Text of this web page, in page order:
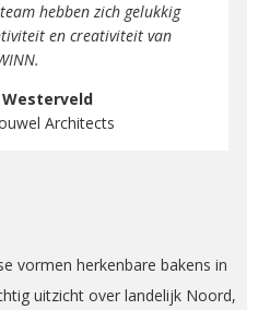
hebben zich gelukkig
en creativiteit van
Westerveld
Architects
vormen herkenbare bakens in
uitzicht over landelijk Noord,